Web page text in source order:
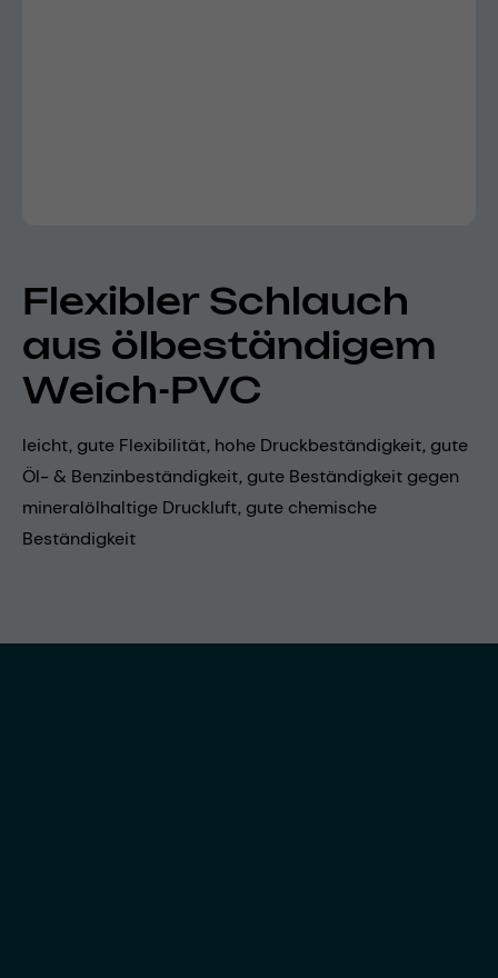
Flexibler Schlauch
aus ölbeständigem
Weich-PVC
leicht, gute Flexibilität, hohe Druckbeständigkeit, gute
Öl- & Benzinbeständigkeit, gute Beständigkeit gegen
mineralölhaltige Druckluft, gute chemische
Beständigkeit